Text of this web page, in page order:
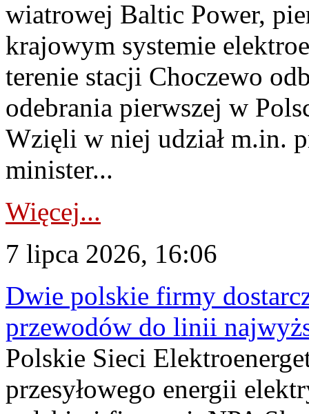
wiatrowej Baltic Power,
krajowym systemie
terenie stacji Choczewo
odebrania pierwszej w
Wzięli w niej udział m.in.
minister...
Więcej...
7 lipca 2026, 16:06
Dwie polskie firmy
przewodów do linii
Polskie Sieci
przesyłowego energii